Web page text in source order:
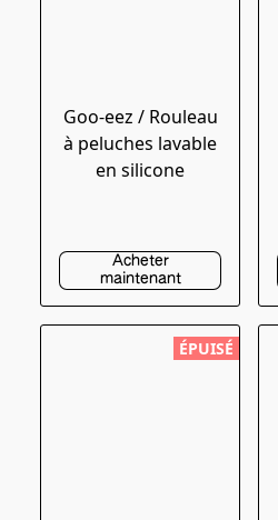
Goo-eez / Rouleau
à peluches lavable
en silicone
Acheter
maintenant
ÉPUISÉ